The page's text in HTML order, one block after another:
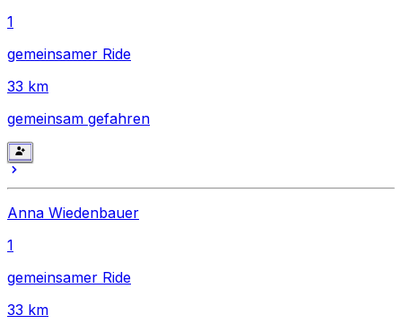
1
gemeinsamer Ride
33 km
gemeinsam gefahren
Anna Wiedenbauer
1
gemeinsamer Ride
33 km